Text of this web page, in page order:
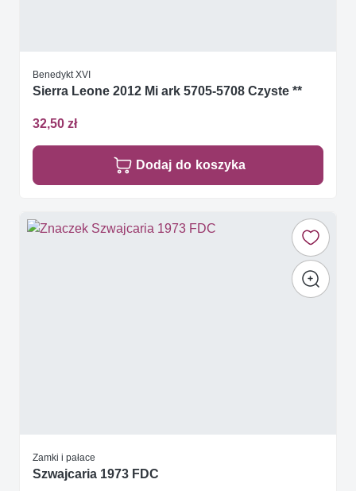
Benedykt XVI
Sierra Leone 2012 Mi ark 5705-5708 Czyste **
32,50 zł
Dodaj do koszyka
Zamki i pałace
Szwajcaria 1973 FDC